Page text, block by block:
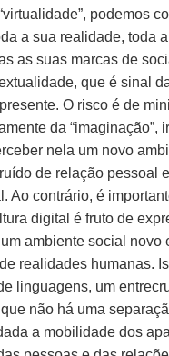
podemos
a sua realidade, toda
as suas marcas de
que é sinal
O risco é de
da “imaginação”,
nela um novo
de relação pessoal
Ao contrário, é
digital é fruto de
ambiente social novo
realidades humanas.
linguagens, um
não há uma
a mobilidade dos